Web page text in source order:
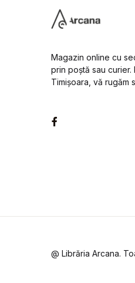
Magazin online cu
prin poștă sau
Timișoara, vă rugăm
@ Librăria Arcana.